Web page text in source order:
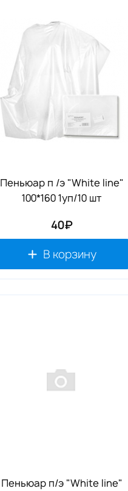
Пеньюар п /э "White line"
100*160 1уп/10 шт
40₽
В корзину
Пеньюар п/э "White line"